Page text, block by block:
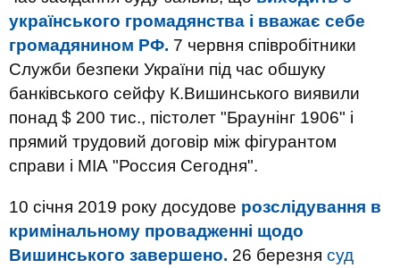
українського громадянства і вважає себе
громадянином РФ. 7 червня співробітники
Служби безпеки України під час обшуку
банківського сейфу К.Вишинського виявили
понад $ 200 тис., пістолет "Браунінг 1906" і
прямий трудовий договір між фігурантом
справи і МІА "Россия Сегодня".
10 січня 2019 року досудове розслідування в
кримінальному провадженні щодо
Вишинського завершено. 26 березня суд